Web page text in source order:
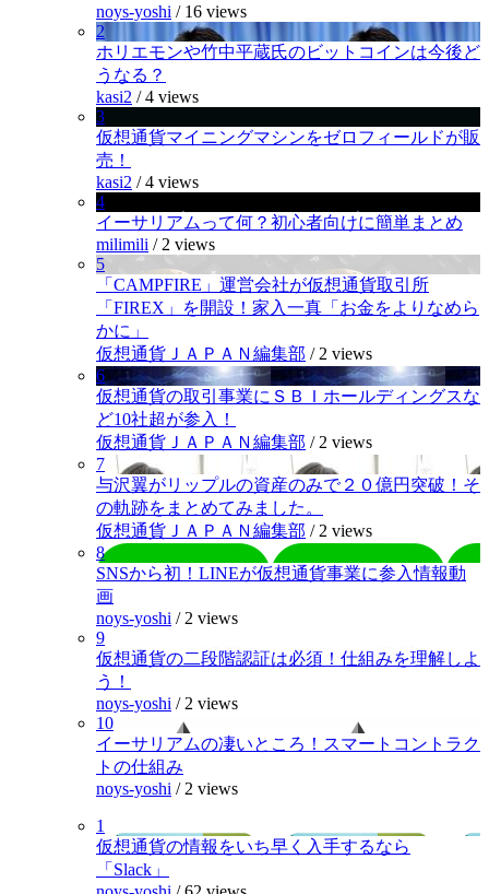
noys-yoshi / 16 views
2
ホリエモンや竹中平蔵氏のビットコインは今後ど
うなる？
kasi2 /4 views
3
仮想通貨マイニングマシンをゼロフィールドが販
売！
kasi2 /4 views
4
イーサリアムって何？初心者向けに簡単まとめ
milimili / 2 views
5
「CAMPFIRE」運営会社が仮想通貨取引所
「FIREX」を開設！家入一真「お金をよりなめら
かに」
仮想通貨ＪＡＰＡＮ編集部 / 2 views
6
仮想通貨の取引事業にＳＢＩホールディングスな
ど10社超が参入！
仮想通貨ＪＡＰＡＮ編集部 / 2 views
7
与沢翼がリップルの資産のみで２０億円突破！そ
の軌跡をまとめてみました。
仮想通貨ＪＡＰＡＮ編集部 / 2 views
8
SNSから初！LINEが仮想通貨事業に参入情報動
画
noys-yoshi / 2 views
9
仮想通貨の二段階認証は必須！仕組みを理解しよ
う！
noys-yoshi / 2 views
10
イーサリアムの凄いところ！スマートコントラク
トの仕組み
noys-yoshi / 2 views
1
仮想通貨の情報をいち早く入手するなら
「Slack」